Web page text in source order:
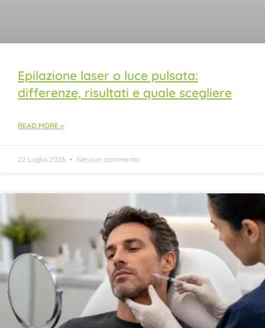
Epilazione laser o luce pulsata:
differenze, risultati e quale scegliere
READ MORE »
22 Luglio 2026 Nessun commento